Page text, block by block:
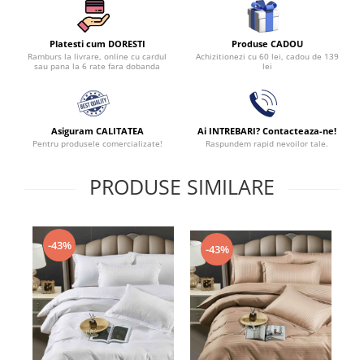
Platesti cum DORESTI
Ramburs la livrare, online cu cardul
sau pana la 6 rate fara dobanda
Produse CADOU
Achizitionezi cu 60 lei, cadou de 139
lei
Asiguram CALITATEA
Pentru produsele comercializate!
Ai INTREBARI? Contacteaza-ne!
Raspundem rapid nevoilor tale.
PRODUSE SIMILARE
-43% -43%